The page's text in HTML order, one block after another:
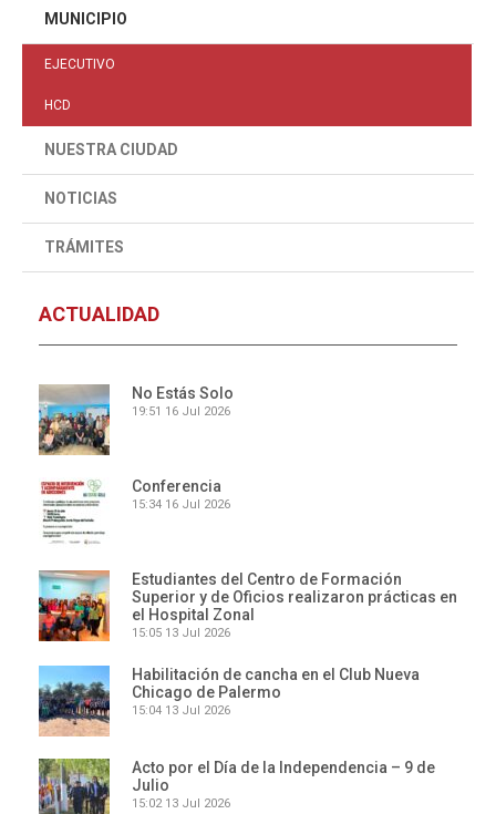
MUNICIPIO
EJECUTIVO
HCD
NUESTRA CIUDAD
NOTICIAS
TRÁMITES
ACTUALIDAD
No Estás Solo
19:51 16 Jul 2026
Conferencia
15:34 16 Jul 2026
Estudiantes del Centro de Formación
Superior y de Oficios realizaron prácticas en
el Hospital Zonal
15:05 13 Jul 2026
Habilitación de cancha en el Club Nueva
Chicago de Palermo
15:04 13 Jul 2026
Acto por el Día de la Independencia – 9 de
Julio
15:02 13 Jul 2026